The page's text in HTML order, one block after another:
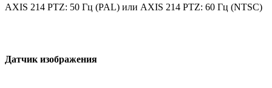
AXIS 214 PTZ: 50 Гц (PAL) или AXIS 214 PTZ: 60 Гц (NTSC)
Датчик изображения